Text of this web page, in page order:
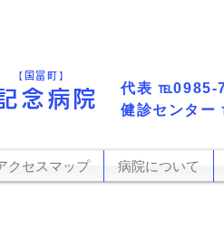
​健診センター
【国富町】
念病院 代表​ ℡0985-
クセスマップ 病院について